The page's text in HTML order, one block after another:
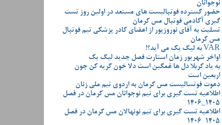
نوجوانان
حضور گسترده فوتبالیست های مستعد در اولین روز تست
گیری آکادمی فوتبال مس کرمان
تسلیت به آقای نوروزپور از اعضای کادر پزشکی تیم فوتبال
مس کرمان
VAR به لیگ یک می آید؟!
اواخر شهریور زمان استارت فصل جدید لیگ یک
به یاد کربلا دل ها غمگین است دلا خون گریه کن چون
اربعین است
دعوت فوتسالیست مس کرمان به اردوی تیم ملی زنان
اطلاعیه تست گیری برای تیم نوجوانان مس کرمان در فصل
1405_1406
اطلاعیه تست گیری برای تیم نونهالان مس کرمان در فصل
1405-1406